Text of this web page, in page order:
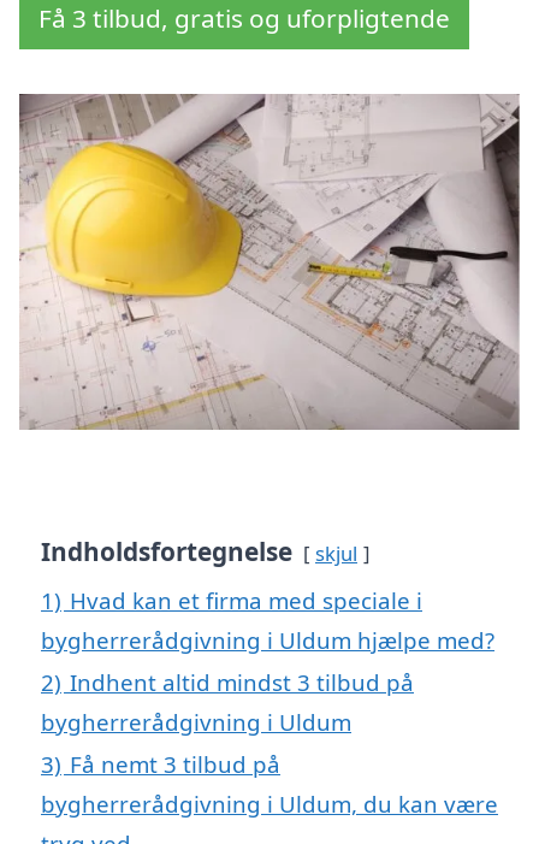
Få 3 tilbud, gratis og uforpligtende
Indholdsfortegnelse skjul
1) Hvad kan et firma med speciale i
bygherrerådgivning i Uldum hjælpe med?
2) Indhent altid mindst 3 tilbud på
bygherrerådgivning i Uldum
3) Få nemt 3 tilbud på
bygherrerådgivning i Uldum, du kan være